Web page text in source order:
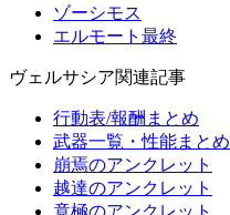
ゾーシモス
エルモート最終
ヴェルサシア関連記事
行動表/報酬まとめ
武器一覧・性能まとめ
崩焉のアンクレット
越達のアンクレット
竟極のアンクレット